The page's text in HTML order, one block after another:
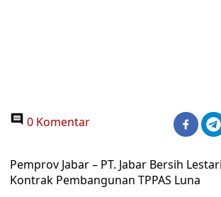
0 Komentar
Pemprov Jabar – PT. Jabar Bersih
Kontrak Pembangunan TPPAS Luna